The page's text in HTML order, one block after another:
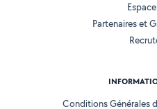
Partenaires et
Conditions Générales